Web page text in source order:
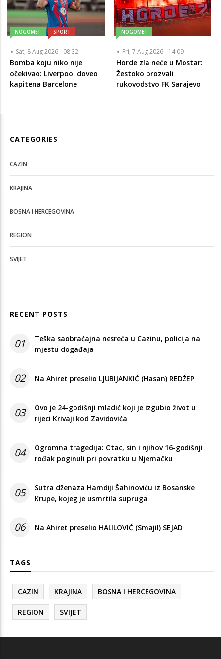
NOGOMET SPORT
Sat, 8 Aug 2026 - 08:32
Bomba koju niko nije
očekivao: Liverpool doveo
kapitena Barcelone
NOGOMET
Fri, 7 Aug 2026 - 14:09
Horde zla neće u Mostar:
Žestoko prozvali
rukovodstvo FK Sarajevo
CATEGORIES
CAZIN
KRAJINA
BOSNA I HERCEGOVINA
REGION
SVIJET
RECENT POSTS
01
Teška saobraćajna nesreća u Cazinu, policija na
mjestu događaja
02 Na Ahiret preselio LJUBIJANKIĆ (Hasan) REDŽEP
03
Ovo je 24-godišnji mladić koji je izgubio život u
rijeci Krivaji kod Zavidovića
04
Ogromna tragedija: Otac, sin i njihov 16-godišnji
rođak poginuli pri povratku u Njemačku
05
Sutra dženaza Hamdiji Šahinoviću iz Bosanske
Krupe, kojeg je usmrtila supruga
06 Na Ahiret preselio HALILOVIĆ (Smajil) SEJAD
TAGS
CAZIN KRAJINA BOSNA I HERCEGOVINA
REGION SVIJET